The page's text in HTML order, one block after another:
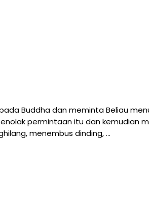
Buddha dan meminta Beliau
permintaan itu dan kemudian
menembus dinding, …